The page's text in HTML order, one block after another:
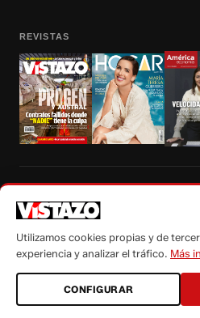
REVISTAS
autorización escrita de su titular, de todos los
Utilizamos cookies propias y de
experiencia y analizar el tráfico. Más
CONFIGURAR